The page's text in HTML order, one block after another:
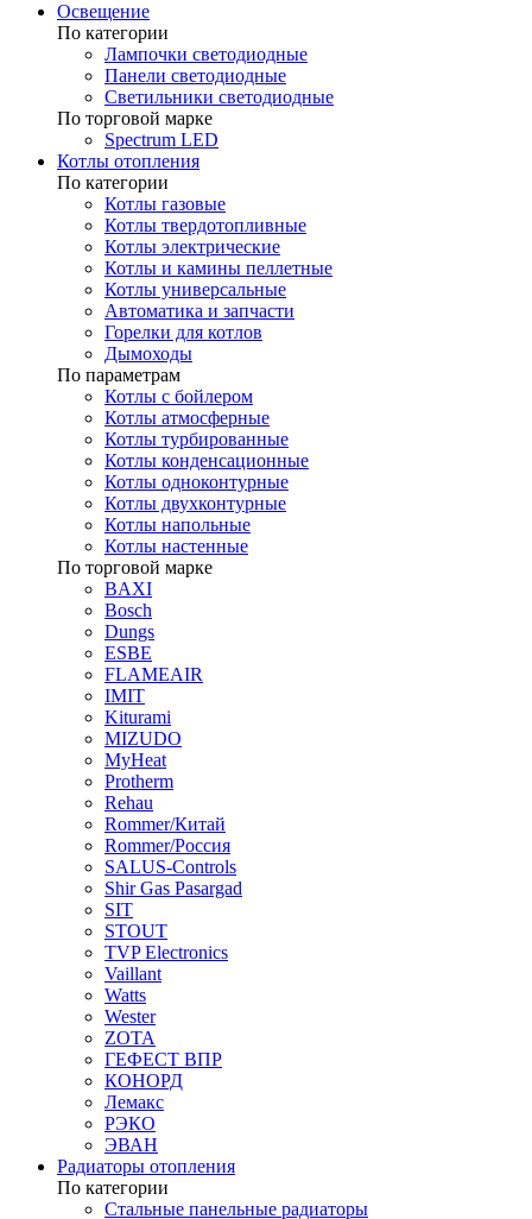
Освещение
По категории
Лампочки светодиодные
Панели светодиодные
Светильники светодиодные
По торговой марке
Spectrum LED
Котлы отопления
По категории
Котлы газовые
Котлы твердотопливные
Котлы электрические
Котлы и камины пеллетные
Котлы универсальные
Автоматика и запчасти
Горелки для котлов
Дымоходы
По параметрам
Котлы с бойлером
Котлы атмосферные
Котлы турбированные
Котлы конденсационные
Котлы одноконтурные
Котлы двухконтурные
Котлы напольные
Котлы настенные
По торговой марке
BAXI
Bosch
Dungs
ESBE
FLAMEAIR
IMIT
Kiturami
MIZUDO
MyHeat
Protherm
Rehau
Rommer/Китай
Rommer/Россия
SALUS-Controls
Shir Gas Pasargad
SIT
STOUT
TVP Electronics
Vaillant
Watts
Wester
ZOTA
ГЕФЕСТ ВПР
КОНОРД
Лемакс
РЭКО
ЭВАН
Радиаторы отопления
По категории
Стальные панельные радиаторы